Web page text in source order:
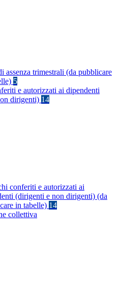
assenza trimestrali (da pubblicare
5
e autorizzati ai dipendenti
dirigenti) 14
conferiti e autorizzati ai
(dirigenti e non dirigenti) (da
in tabelle) 14
collettiva